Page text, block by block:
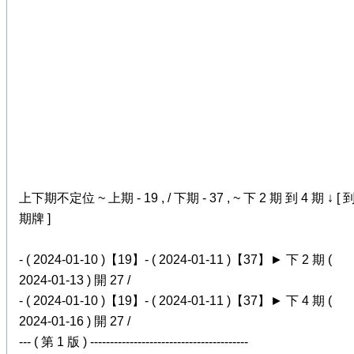
上下期不定位 ~ 上期 - 19 , / 下期 - 37 , ~ 下 2 期 到 4 期 ↓ [
期牌 ]
- ( 2024-01-10 )【19】- ( 2024-01-11 )【37】► 下 2 期 (
2024-01-13 ) 開 27 /
- ( 2024-01-10 )【19】- ( 2024-01-11 )【37】► 下 4 期 (
2024-01-16 ) 開 27 /
--- ( 第 1 版 ) ----------------------------------------